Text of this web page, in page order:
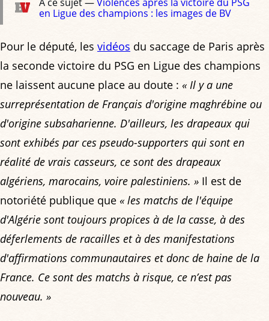
À ce sujet —Violences après la victoire du PSG
en Ligue des champions : les images de BV
Pour le député, les vidéos du saccage de Paris après
la seconde victoire du PSG en Ligue des champions
ne laissent aucune place au doute : « Il y a une
surreprésentation de Français d'origine maghrébine ou
d'origine subsaharienne. D'ailleurs, les drapeaux qui
sont exhibés par ces pseudo-supporters qui sont en
réalité de vrais casseurs, ce sont des drapeaux
algériens, marocains, voire palestiniens. » Il est de
notoriété publique que « les matchs de l'équipe
d'Algérie sont toujours propices à de la casse, à des
déferlements de racailles et à des manifestations
d'affirmations communautaires et donc de haine de la
France. Ce sont des matchs à risque, ce n’est pas
nouveau. »